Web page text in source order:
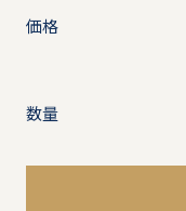
価格
数量